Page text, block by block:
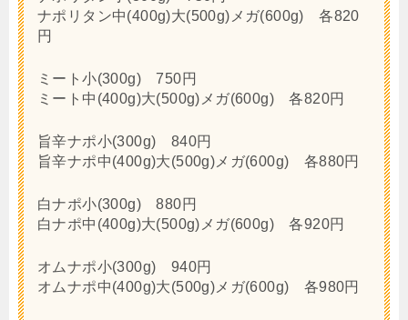
ナポリタン中(400g)大(500g)メガ(600g) 各820
円
ミート小(300g) 750円
ミート中(400g)大(500g)メガ(600g) 各820円
旨辛ナポ小(300g) 840円
旨辛ナポ中(400g)大(500g)メガ(600g) 各880円
白ナポ小(300g) 880円
白ナポ中(400g)大(500g)メガ(600g) 各920円
オムナポ小(300g) 940円
オムナポ中(400g)大(500g)メガ(600g) 各980円